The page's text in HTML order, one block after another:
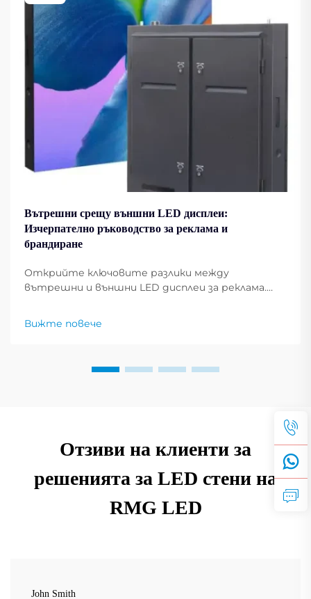
Вътрешни срещу външни LED дисплеи:
Изчерпателно ръководство за реклама и
брандиране
Открийте ключовите разлики между
вътрешни и външни LED дисплеи за реклама.
случаи на използване по отрасли. Получете
експертни съвети сега.
Вижте повече
Отзиви на клиенти за
решенията за LED стени на
RMG LED
John Smith